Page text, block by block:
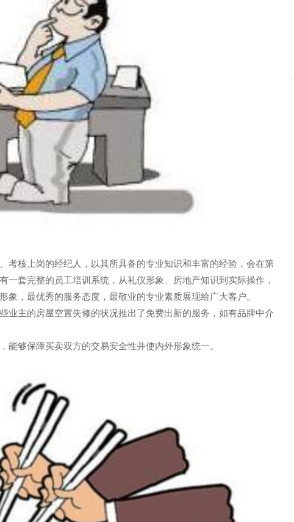
考核上岗的经纪人，以其所具备的专业知识和丰富的经验，会在第
套完整的员工培训系统，从礼仪形象、房地产知识到实际操作，
，最优秀的服务态度，最敬业的专业素质展现给广大客户。
业主的房屋空置失修的状况推出了免费出新的服务，如有品牌中介
够保障买卖双方的交易安全性并使内外形象统一。